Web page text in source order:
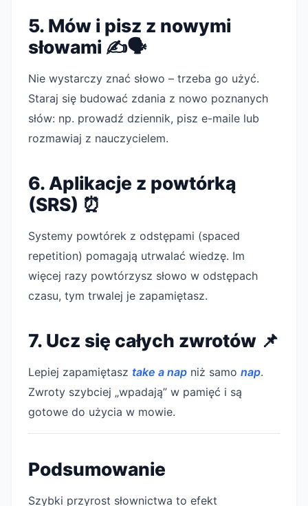
5. Mów i pisz z nowymi
słowami ✍️🗣️
Nie wystarczy znać słowo – trzeba go użyć.
Staraj się budować zdania z nowo poznanych
słów: np. prowadź dziennik, pisz e-maile lub
rozmawiaj z nauczycielem.
6. Aplikacje z powtórką
(SRS) ⏰
Systemy powtórek z odstępami (spaced
repetition) pomagają utrwalać wiedzę. Im
więcej razy powtórzysz słowo w odstępach
czasu, tym trwalej je zapamiętasz.
7. Ucz się całych zwrotów 📌
Lepiej zapamiętasz take a nap niż samo nap.
Zwroty szybciej „wpadają” w pamięć i są
gotowe do użycia w mowie.
Podsumowanie
Szybki przyrost słownictwa to efekt